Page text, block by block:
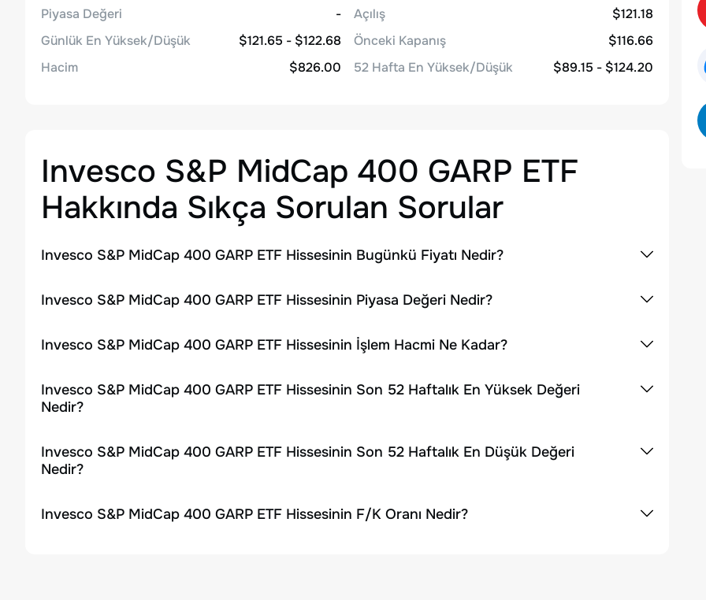
Piyasa Değeri
-
Günlük En Yüksek/Düşük
$121.65 - $122.68
Hacim
$826.00
Açılış
$121.18
Önceki Kapanış
$116.66
52 Hafta En Yüksek/Düşük
$89.15 - $124.20
Invesco S&P MidCap 400 GARP ETF
Hakkında Sıkça Sorulan Sorular
Invesco S&P MidCap 400 GARP ETF Hissesinin Bugünkü Fiyatı Nedir?
Invesco S&P MidCap 400 GARP ETF Hissesinin Piyasa Değeri Nedir?
Invesco S&P MidCap 400 GARP ETF Hissesinin İşlem Hacmi Ne Kadar?
Invesco S&P MidCap 400 GARP ETF Hissesinin Son 52 Haftalık En Yüksek Değeri
Nedir?
Invesco S&P MidCap 400 GARP ETF Hissesinin Son 52 Haftalık En Düşük Değeri
Nedir?
Invesco S&P MidCap 400 GARP ETF Hissesinin F/K Oranı Nedir?